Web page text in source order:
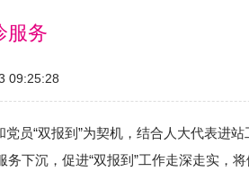
服务
09:25:28
“双报到”为契机，结合人大代表进站
下沉，促进“双报到”工作走深走实，将